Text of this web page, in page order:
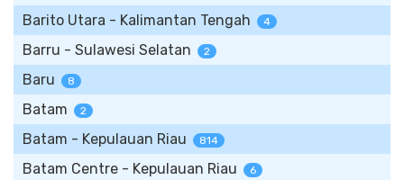
Barito Utara - Kalimantan Tengah 4
Barru - Sulawesi Selatan 2
Baru 8
Batam 2
Batam - Kepulauan Riau 814
Batam Centre - Kepulauan Riau 6